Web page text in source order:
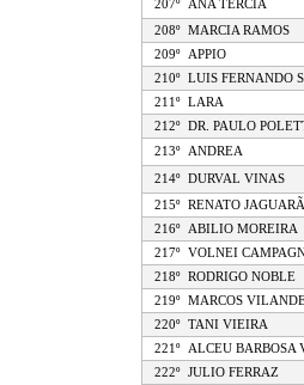
207º
ANA TERCIA
208º
MARCIA RAMOS
209º
APPIO
210º
LUIS FERNANDO
211º
LARA
212º
DR. PAULO
213º
ANDREA
214º
DURVAL VINAS
215º
RENATO
216º
ABILIO MOREIRA
217º
VOLNEI
218º
RODRIGO NOBLE
219º
MARCOS
220º
TANI VIEIRA
221º
ALCEU BARBOSA
222º
JULIO FERRAZ